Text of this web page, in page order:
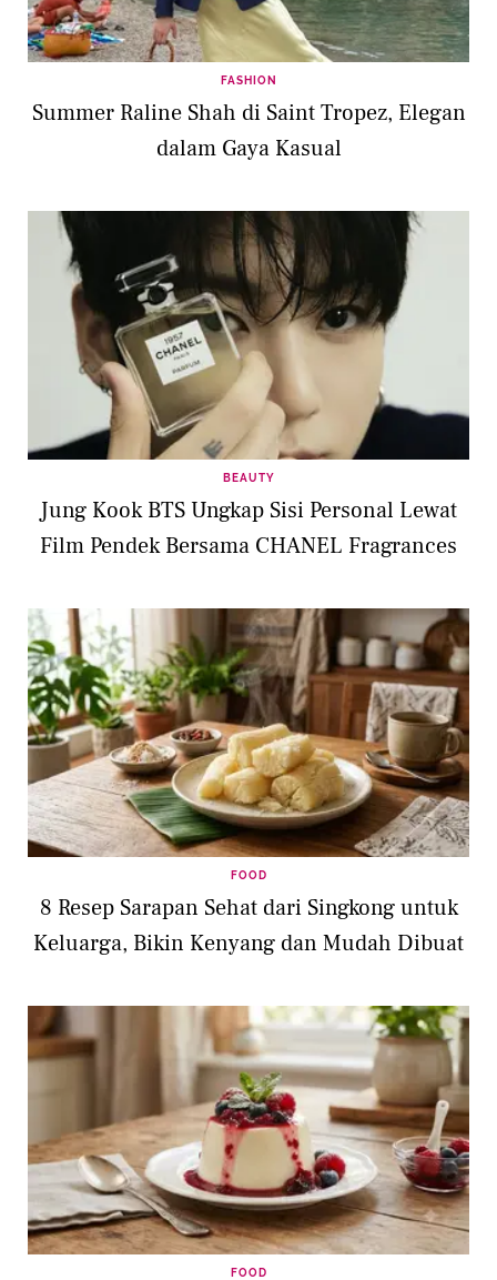
FASHION
Summer Raline Shah di Saint Tropez, Elegan
dalam Gaya Kasual
BEAUTY
Jung Kook BTS Ungkap Sisi Personal Lewat
Film Pendek Bersama CHANEL Fragrances
FOOD
8 Resep Sarapan Sehat dari Singkong untuk
Keluarga, Bikin Kenyang dan Mudah Dibuat
FOOD